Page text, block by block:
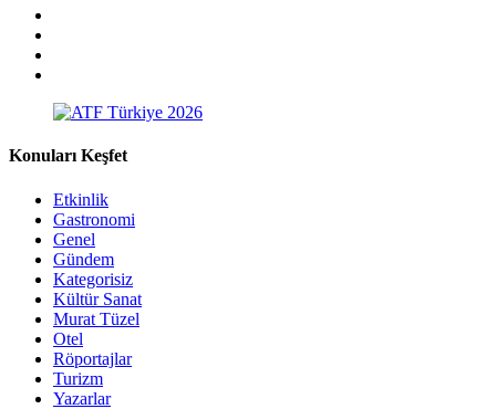
Konuları Keşfet
Etkinlik
Gastronomi
Genel
Gündem
Kategorisiz
Kültür Sanat
Murat Tüzel
Otel
Röportajlar
Turizm
Yazarlar